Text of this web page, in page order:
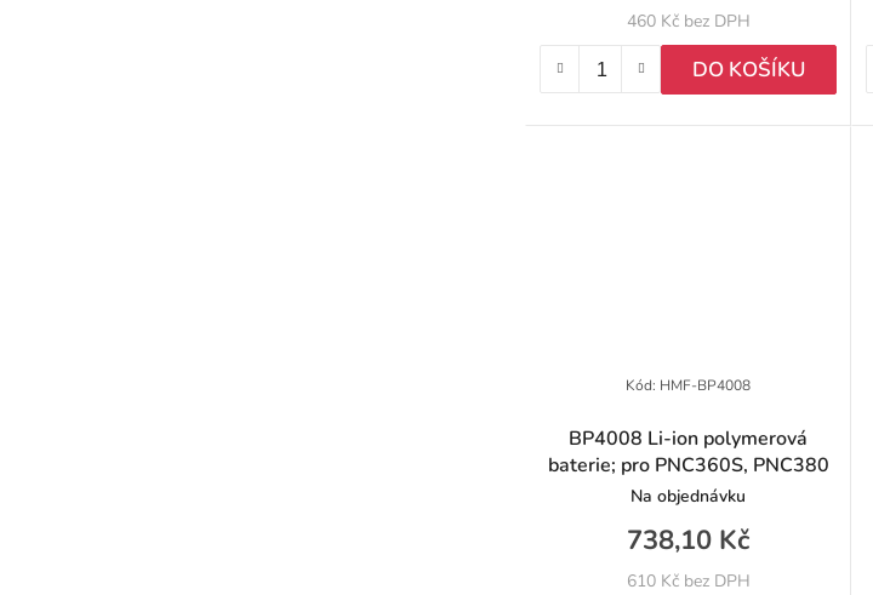
460 Kč bez DPH
DO KOŠÍKU
BP4008 Li-ion polymerová
baterie; pro PNC360S, PNC380
Na objednávku
610 Kč bez DPH
738,10 Kč
Kód: HMF-BP4008